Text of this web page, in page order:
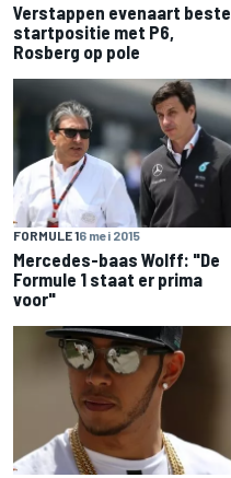
Verstappen evenaart beste
startpositie met P6,
Rosberg op pole
FORMULE 16 mei 2015
Mercedes-baas Wolff: "De
Formule 1 staat er prima
voor"